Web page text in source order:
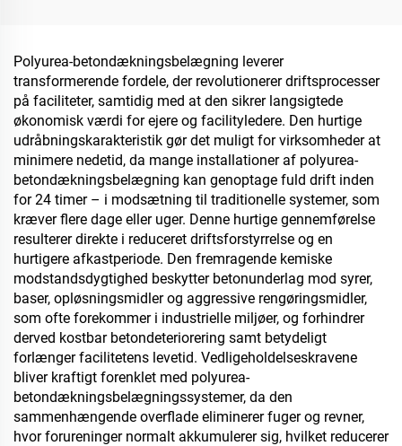
opbygning af svampebyer
eller i andre scenarier,
hvor hydrofobe og
oleofobe egenskaber
kræves
Polyurea-betondækningsbelægning leverer
transformerende fordele, der revolutionerer driftsprocesser
på faciliteter, samtidig med at den sikrer langsigtede
økonomisk værdi for ejere og facilityledere. Den hurtige
udråbningskarakteristik gør det muligt for virksomheder at
minimere nedetid, da mange installationer af polyurea-
betondækningsbelægning kan genoptage fuld drift inden
for 24 timer – i modsætning til traditionelle systemer, som
kræver flere dage eller uger. Denne hurtige gennemførelse
resulterer direkte i reduceret driftsforstyrrelse og en
hurtigere afkastperiode. Den fremragende kemiske
modstandsdygtighed beskytter betonunderlag mod syrer,
baser, opløsningsmidler og aggressive rengøringsmidler,
som ofte forekommer i industrielle miljøer, og forhindrer
derved kostbar betondeteriorering samt betydeligt
forlænger facilitetens levetid. Vedligeholdelseskravene
bliver kraftigt forenklet med polyurea-
betondækningsbelægningssystemer, da den
sammenhængende overflade eliminerer fuger og revner,
hvor forureninger normalt akkumulerer sig, hvilket reducerer